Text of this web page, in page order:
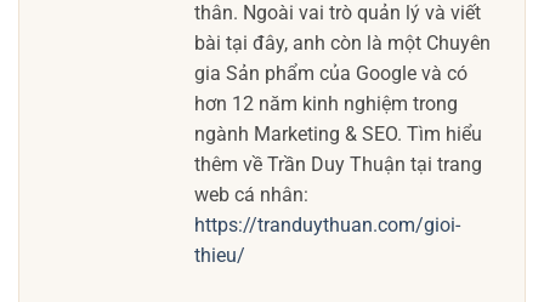
thân. Ngoài vai trò quản lý và viết
bài tại đây, anh còn là một Chuyên
gia Sản phẩm của Google và có
hơn 12 năm kinh nghiệm trong
ngành Marketing & SEO. Tìm hiểu
thêm về Trần Duy Thuận tại trang
web cá nhân:
https://tranduythuan.com/gioi-
thieu/